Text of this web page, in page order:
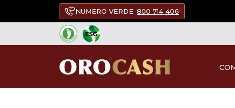
NUMERO VERDE: 800 714 406
TORNA A TUTTI I PUNTI DI VENDITA